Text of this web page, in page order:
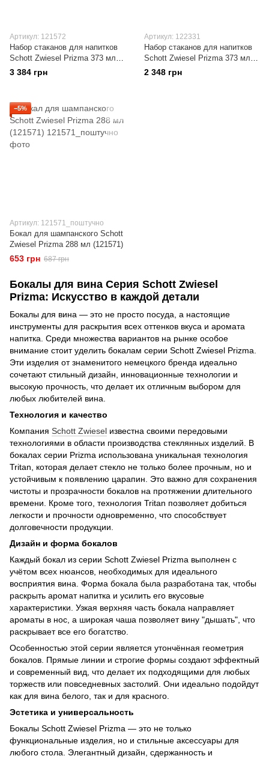
Артикул: 121572
Набор стаканов для напитков
Schott Zwiesel Prizma 373 мл х
6 шт (121572)
3 384 грн
Артикул: 122331
Набор стаканов для напитков
Schott Zwiesel Prizma 373 мл х
4 шт (122331)
2 348 грн
−5%
Артикул: 121571_поштучно
Бокал для шампанского Schott
Zwiesel Prizma 288 мл (121571)
653 грн 687 грн
Бокалы для вина Серия Schott Zwiesel
Prizma: Искусство в каждой детали
Бокалы для вина — это не просто посуда, а настоящие
инструменты для раскрытия всех оттенков вкуса и аромата
напитка. Среди множества вариантов на рынке особое
внимание стоит уделить бокалам серии Schott Zwiesel Prizma.
Эти изделия от знаменитого немецкого бренда идеально
сочетают стильный дизайн, инновационные технологии и
высокую прочность, что делает их отличным выбором для
любых любителей вина.
Технология и качество
Компания Schott Zwiesel известна своими передовыми
технологиями в области производства стеклянных изделий. В
бокалах серии Prizma использована уникальная технология
Tritan, которая делает стекло не только более прочным, но и
устойчивым к появлению царапин. Это важно для сохранения
чистоты и прозрачности бокалов на протяжении длительного
времени. Кроме того, технология Tritan позволяет добиться
легкости и прочности одновременно, что способствует
долговечности продукции.
Дизайн и форма бокалов
Каждый бокал из серии Schott Zwiesel Prizma выполнен с
учётом всех нюансов, необходимых для идеального
восприятия вина. Форма бокала была разработана так, чтобы
раскрыть аромат напитка и усилить его вкусовые
характеристики. Узкая верхняя часть бокала направляет
ароматы в нос, а широкая чаша позволяет вину "дышать", что
раскрывает все его богатство.
Особенностью этой серии является утончённая геометрия
бокалов. Прямые линии и строгие формы создают эффектный
и современный вид, что делает их подходящими для любых
торжеств или повседневных застолий. Они идеально подойдут
как для вина белого, так и для красного.
Эстетика и универсальность
Бокалы Schott Zwiesel Prizma — это не только
функциональные изделия, но и стильные аксессуары для
любого стола. Элегантный дизайн, сдержанность и